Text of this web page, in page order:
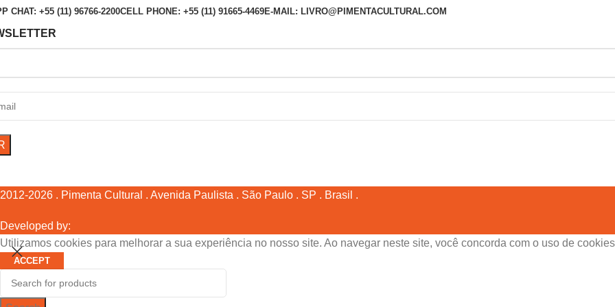
CHAT: +55 (11) 96766-2200CELL PHONE: +55 (11) 91665-4469E-MAIL: LIVRO@PIMENTACULTURAL.COM
2012-2026 . Pimenta Cultural . Avenida Paulista . São Paulo . SP . Brasil .
Developed by:
Utilizamos cookies para melhorar a sua experiência no nosso site. Ao navegar neste site, você concorda com o uso de
ACCEPT